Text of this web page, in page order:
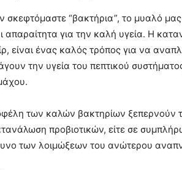
σκεφτόμαστε “βακτήρια”, το μυαλό
απαραίτητα για την καλή υγεία. Η
είναι ένας καλός τρόπος για να
την υγεία του πεπτικού
των καλών βακτηρίων ξεπερνούν
προβιοτικών, είτε σε
των λοιμώξεων του ανώτερου